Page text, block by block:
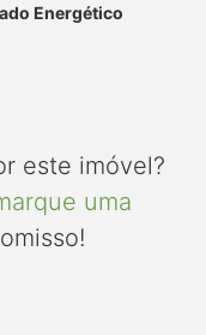
Energético
este imóvel?
uma